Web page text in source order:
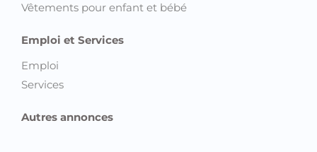
Vêtements pour enfant et bébé
Emploi et Services
Emploi
Services
Autres annonces